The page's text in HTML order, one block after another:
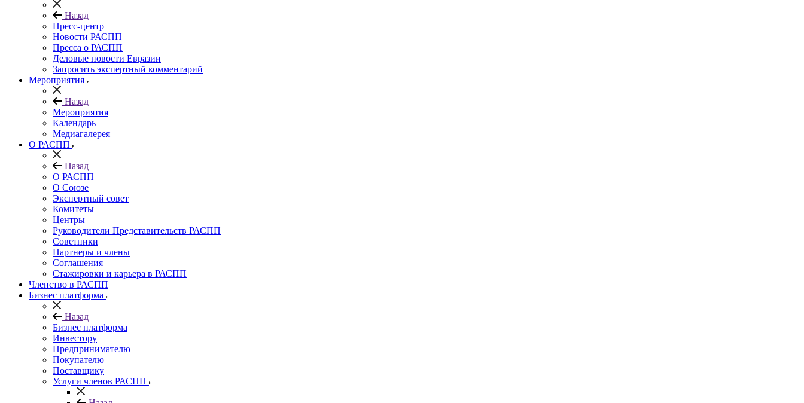
Назад
Пресс-центр
Новости РАСПП
Пресса о РАСПП
Деловые новости Евразии
Запросить экспертный комментарий
Мероприятия
Назад
Мероприятия
Календарь
Медиагалерея
О РАСПП
Назад
О РАСПП
О Союзе
Экспертный совет
Комитеты
Центры
Руководители Представительств РАСПП
Советники
Партнеры и члены
Соглашения
Стажировки и карьера в РАСПП
Членство в РАСПП
Бизнес платформа
Назад
Бизнес платформа
Инвестору
Предпринимателю
Покупателю
Поставщику
Услуги членов РАСПП